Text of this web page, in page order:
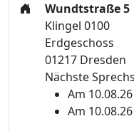
Wundtstraße 5
Klingel 0100
Erdgeschoss
01217 Dresden
Nächste
Am
Am